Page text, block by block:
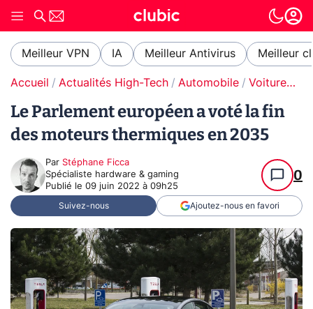
Meilleur VPN IA Meilleur Antivirus Meilleur
Accueil Actualités High-Tech Automobile Voitures électriques
Le Parlement européen a voté la fin
des moteurs thermiques en 2035
Par Stéphane Ficca
Spécialiste hardware & gaming
Publié le 09 juin 2022 à 09h25
0
Suivez-nous Ajoutez-nous en favori